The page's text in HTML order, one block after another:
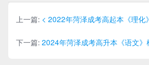
杨
师
上一篇: < 2022年菏泽成考高起本《理化
下一篇:2024年菏泽成考高升本《语文》